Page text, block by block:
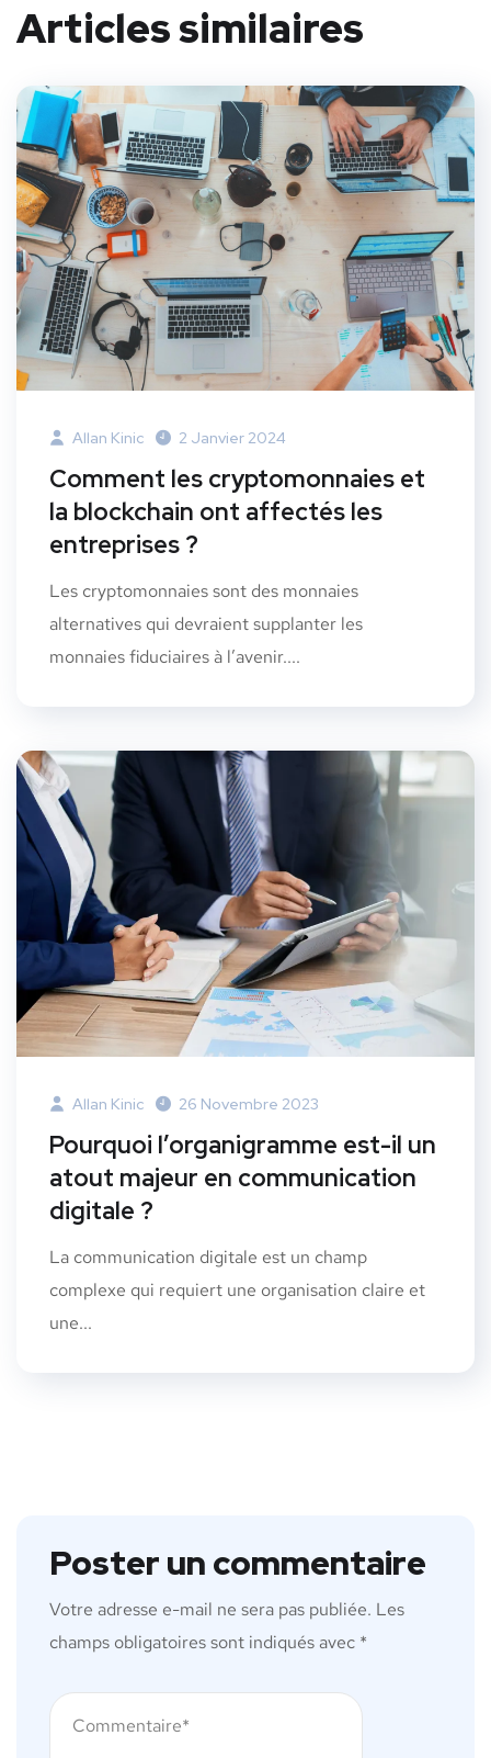
Articles similaires
Allan Kinic 2 Janvier 2024
Comment les cryptomonnaies et
la blockchain ont affectés les
entreprises ?
Les cryptomonnaies sont des monnaies
alternatives qui devraient supplanter les
monnaies fiduciaires à l’avenir....
Allan Kinic 26 Novembre 2023
Pourquoi l’organigramme est-il un
atout majeur en communication
digitale ?
La communication digitale est un champ
complexe qui requiert une organisation claire et
une...
Poster un commentaire
Votre adresse e-mail ne sera pas publiée. Les
champs obligatoires sont indiqués avec *